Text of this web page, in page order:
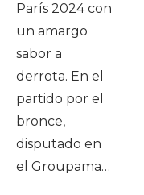
París 2024 con
un amargo
sabor a
derrota. En el
partido por el
bronce,
disputado en
el Groupama…